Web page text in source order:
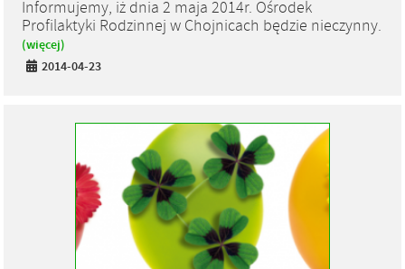
Informujemy, iż dnia 2 maja 2014r. Ośrodek
Profilaktyki Rodzinnej w Chojnicach będzie nieczynny.
(więcej)
2014-04-23